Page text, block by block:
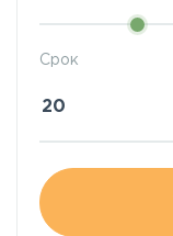
Срок